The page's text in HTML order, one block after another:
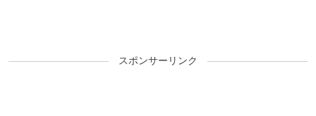
スポンサーリンク